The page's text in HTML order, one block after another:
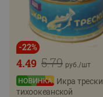
-22%
5.79
4.49 руб./шт
Икра трески
тихоокеанской